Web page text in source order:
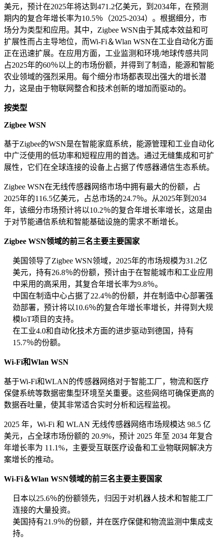
美元，预计在2025年将达到471.2亿美元，到2034年，在预测
期内的复合年增长率为10.5％（2025-2034）。根据细分，市
场分为类型和应用。其中，Zigbee WSN由于其成本效益和可
扩展性而占主导地位，而Wi-Fi＆Wlan WSN在工业自动化方面
正在迅速扩展。在应用方面，工业监测和环境/地球传感共同
占2025年的60％以上的市场份额，并得到了制造，能源和智能
农业领域的强烈采用。每个细分市场都表现出强大的增长潜
力，这是由于物联网整合和技术创新的增加而驱动的。
按类型
Zigbee WSN
基于Zigbee的WSN是在智能家庭系统，能源管理和工业自动化
中广泛使用的低功率和短程应用的首选。通过无缝集成和可扩
展性，它们在全球连接的设备上占据了传感器通信生态系统。
Zigbee WSN在无线传感器网络市场中拥有最大的份额，占
2025年的116.5亿美元，占总市场的24.7％。从2025年到2034
年，该细分市场预计将以10.2％的复合年增长率增长，这是由
于对节能通信系统和智能基础设施的需求不断增长。
Zigbee WSN领域的前三名主要主要国家
美国领导了Zigbee WSN领域，2025年的市场规模为31.2亿
美元，持有26.8％的份额，预计由于在智能城市和工业应用
中采用的高采用，其复合年增长率为9.8％。
中国在制造中心占据了22.4％的份额，并在制造中心部署强
劲部署，预计将以10.6％的复合年增长率增长，并得到大规
模IoT项目的支持。
在工业4.0和自动化技术方面的进步驱动到德国，持有
15.7％的份额。
Wi-Fi和Wlan WSN
基于Wi-Fi和WLAN的传感器网络对于智能工厂，物流和医疗
保健系统等数据密集型环境至关重要。这些网络可确保更高的
数据吞吐量，使其非常适合实时分析和远程监视。
2025 年，Wi-Fi 和 WLAN 无线传感器网络市场规模达 98.5 亿
美元，占全球市场份额的 20.9%，预计 2025 年至 2034 年复合
年增长率为 11.1%，主要受互联医疗设备和工业物联网解决方
案增长的推动。
Wi-Fi＆Wlan WSN领域的前三名主要主要国家
日本以25.6％的份额领先，归因于对机器人技术和智能工厂
连接的大量投资。
美国持有21.9％的份额，并在医疗保健和物流监测中集成支
持。